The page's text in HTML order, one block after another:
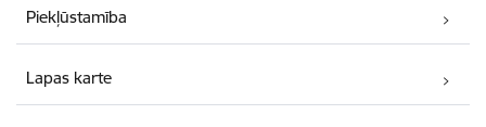
Piekļūstamība
Lapas karte